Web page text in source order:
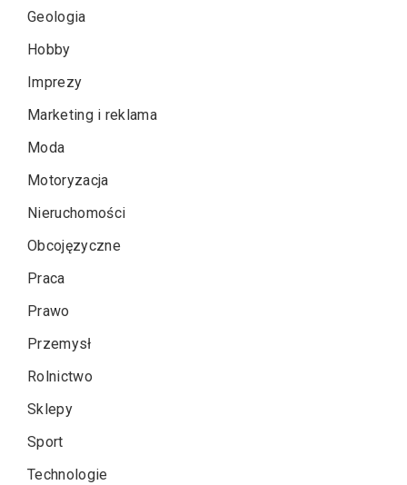
Geologia
Hobby
Imprezy
Marketing i reklama
Moda
Motoryzacja
Nieruchomości
Obcojęzyczne
Praca
Prawo
Przemysł
Rolnictwo
Sklepy
Sport
Technologie